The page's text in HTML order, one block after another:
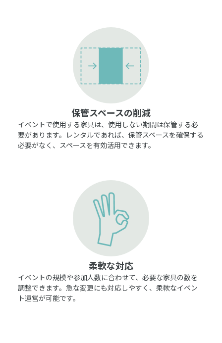
保管スペースの削減
イベントで使用する家具は、使用しない期間は保管する必
要があります。レンタルであれば、保管スペースを確保する
必要がなく、スペースを有効活用できます。
柔軟な対応
イベントの規模や参加人数に合わせて、必要な家具の数を
調整できます。急な変更にも対応しやすく、柔軟なイベン
ト運営が可能です。